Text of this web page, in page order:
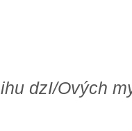
dzI/Ových